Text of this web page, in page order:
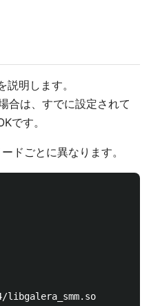
説明します。
合は、すでに設定されて
です。
ドごとに異なります。